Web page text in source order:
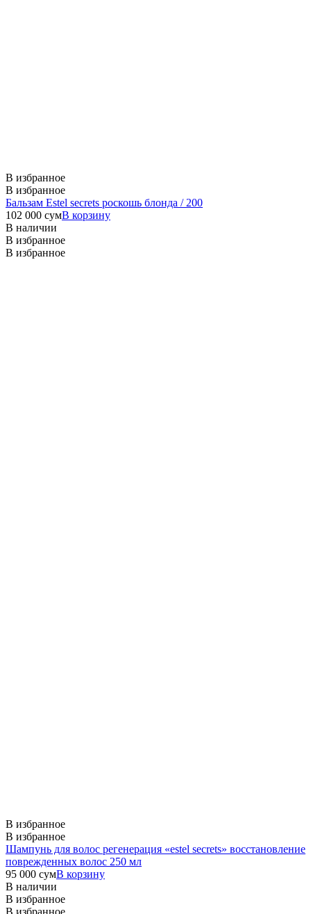
В избранное
В избранное
Бальзам Estel secrets роскошь блонда / 200
102 000 сумВ корзину
В наличии
В избранное
В избранное
В избранное
В избранное
Шампунь для волос регенерация «estel secrets» восстановление
поврежденных волос 250 мл
95 000 сумВ корзину
В наличии
В избранное
В избранное